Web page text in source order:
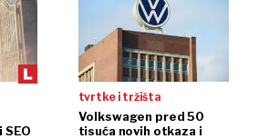
tvrtke i tržišta
Volkswagen pred 50
tisuća novih otkaza i